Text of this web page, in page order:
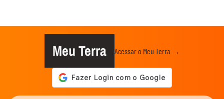
Meu Terra Acessar o Meu Terra →